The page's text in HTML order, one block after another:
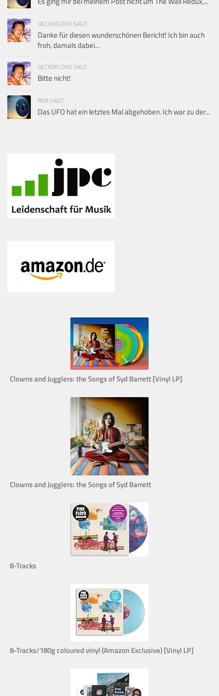
GECKOFLOYD SAGT:
Danke für diesen wunderschönen Bericht! Ich bin auch
froh, damals dabei...
GECKOFLOYD SAGT:
Bitte nicht!
ROB SAGT:
Das UFO hat ein letztes Mal abgehoben. Ich war zu der...
Clowns and Jugglers: the Songs of Syd Barrett [Vinyl LP]
Clowns and Jugglers: the Songs of Syd Barrett
8-Tracks
8-Tracks/180g coloured vinyl (Amazon Exclusive) [Vinyl LP]